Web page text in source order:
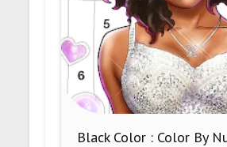
Black Color : Color By